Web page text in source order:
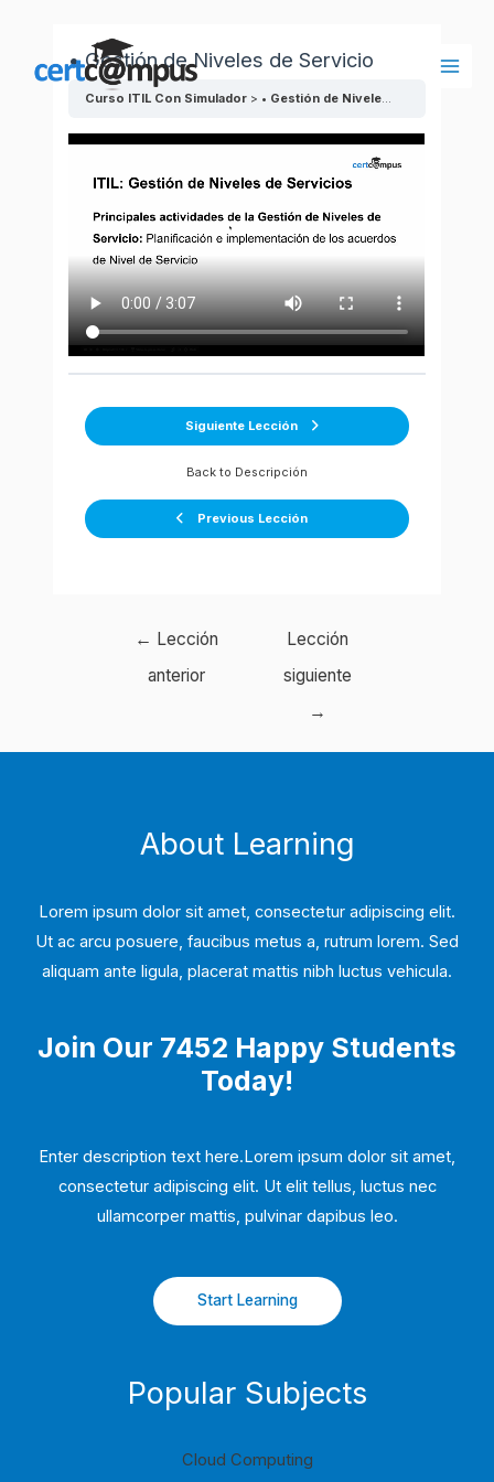
contenido
• Gestión de Niveles de Servicio
Curso ITIL Con Simulador • Gestión de Niveles de Servicio
Previous Lección
Back to Descripción
Siguiente Lección
Navegación
← Lección
anterior
Lección
siguiente
→
About Learning
Lorem ipsum dolor sit amet, consectetur adipiscing elit.
Ut ac arcu posuere, faucibus metus a, rutrum lorem. Sed
aliquam ante ligula, placerat mattis nibh luctus vehicula.
Join Our 7452 Happy Students​
Today!
Enter description text here.Lorem ipsum dolor sit amet,
consectetur adipiscing elit. Ut elit tellus, luctus nec
ullamcorper mattis, pulvinar dapibus leo.​
Start Learning
Popular Subjects
Cloud Computing